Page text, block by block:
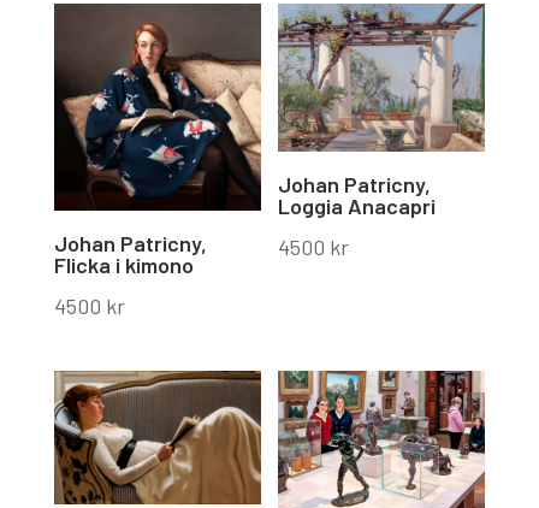
Johan Patricny,
Flicka i kimono
4500 kr
Johan Patricny,
Loggia Anacapri
4500 kr